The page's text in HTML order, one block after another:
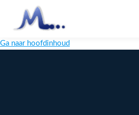
Ga naar hoofdinhoud